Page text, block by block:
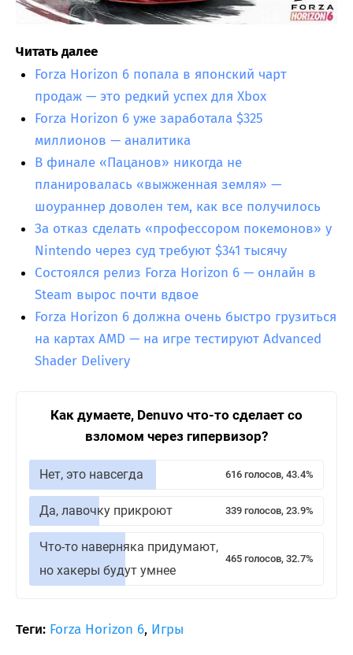
Читать далее
Forza Horizon 6 попала в японский чарт
продаж — это редкий успех для Xbox
Forza Horizon 6 уже заработала $325
миллионов — аналитика
В финале «Пацанов» никогда не
планировалась «выжженная земля» —
шоураннер доволен тем, как все получилось
За отказ сделать «профессором покемонов» у
Nintendo через суд требуют $341 тысячу
Состоялся релиз Forza Horizon 6 — онлайн в
Steam вырос почти вдвое
Forza Horizon 6 должна очень быстро грузиться
на картах AMD — на игре тестируют Advanced
Shader Delivery
Как думаете, Denuvo что-то сделает со
взломом через гипервизор?
Нет, это навсегда 616 голосов, 43.4%
Да, лавочку прикроют 339 голосов, 23.9%
Что-то наверняка придумают,
но хакеры будут умнее
465 голосов, 32.7%
Теги: Forza Horizon 6, Игры